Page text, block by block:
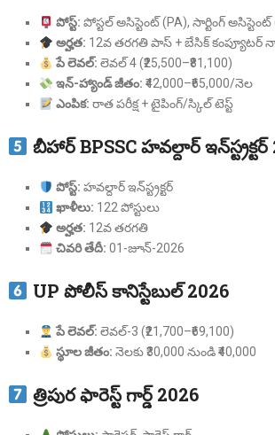
పోస్ట్: పోస్టల్ అసిస్టెంట్ (PA), సార్టింగ్ అసిస్టెంట్
అర్హత: 12వ తరగతి పాస్ + బేసిక్ కంప్యూటర్
పే లెవల్: లెవల్ 4 (₹25,500–₹81,100)
ఇన్-హ్యాండ్ జీతం: ₹42,000–₹65,000/నెల
ఎంపిక: రాత పరీక్ష + టైపింగ్/స్కిల్ టెస్ట్
బీహార్ BPSSC హవల్దార్ ఇన్‌స్ట్రక్టర్
పోస్ట్: హవల్దార్ ఇన్‌స్ట్రక్టర్
ఖాళీలు: 122 పోస్టులు
అర్హత: 12వ తరగతి
చివరి తేదీ: 01-జూన్-2026
UP పోలీస్ కానిస్టేబుల్ 2026
పే లెవల్: లెవల్-3 (₹21,700–₹69,100)
స్థూల జీతం: నెలకు ₹30,000 నుండి ₹40,000
త్రిపుర ఫారెస్ట్ గార్డ్ 2026